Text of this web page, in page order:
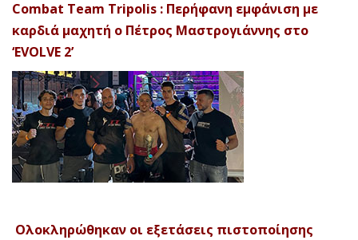
Combat Team Tripolis : Περήφανη εμφάνιση με
καρδιά μαχητή ο Πέτρος Μαστρογιάννης στο
‘EVOLVE 2’
Ολοκληρώθηκαν οι εξετάσεις πιστοποίησης